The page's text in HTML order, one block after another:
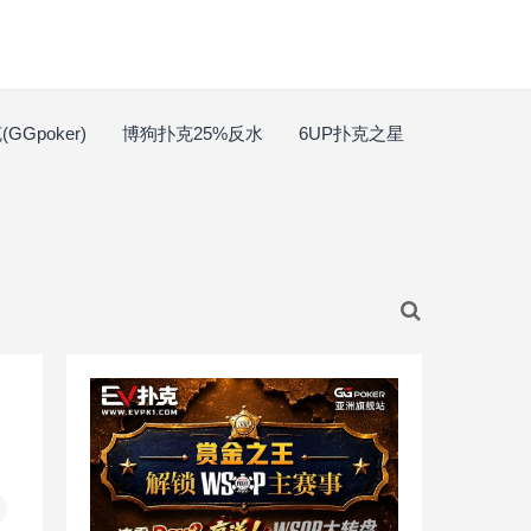
博狗扑克25%反水 6UP扑克之星